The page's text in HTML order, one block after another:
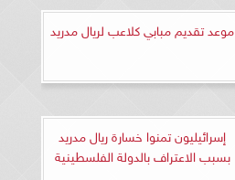
موعد تقديم مبابي كلاعب لريال مدريد
إسرائيليون تمنوا خسارة ريال مدريد
بسبب الاعتراف بالدولة الفلسطينية